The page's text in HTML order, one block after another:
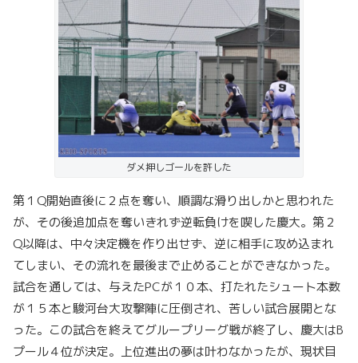
ダメ押しゴールを許した
第１Q開始直後に２点を奪い、順調な滑り出しかと思われた
が、その後追加点を奪いきれず逆転負けを喫した慶大。第２
Q以降は、中々決定機を作り出せず、逆に相手に攻め込まれ
てしまい、その流れを最後まで止めることができなかった。
試合を通しては、与えたPCが１０本、打たれたシュート本数
が１５本と駿河台大攻撃陣に圧倒され、苦しい試合展開とな
った。この試合を終えてグループリーグ戦が終了し、慶大はB
プール４位が決定。上位進出の夢は叶わなかったが、現状目